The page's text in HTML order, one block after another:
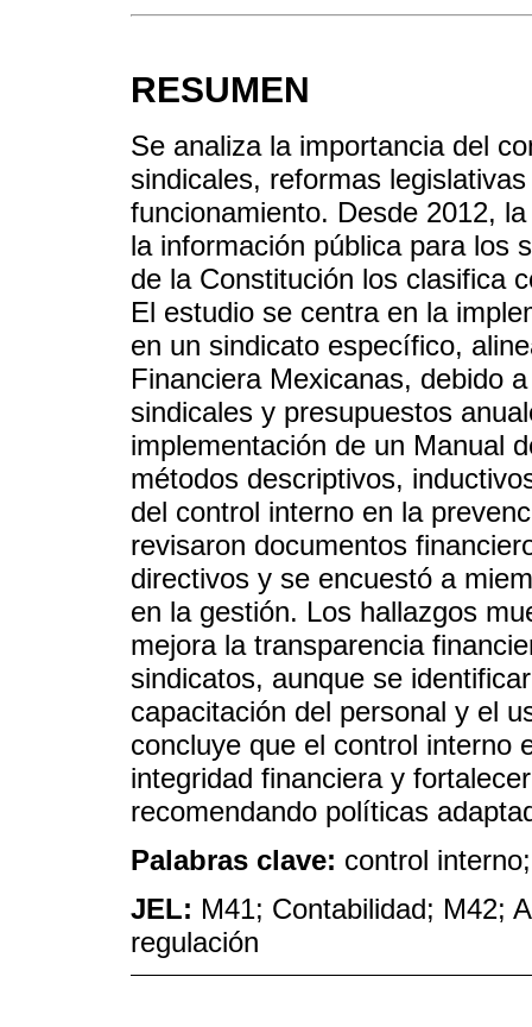
RESUMEN
Se analiza la importancia del
sindicales, reformas
funcionamiento. Desde 2012,
la información pública para los
de la Constitución los clasifica
El estudio se centra en la
en un sindicato específico,
Financiera Mexicanas, debido
sindicales y presupuestos
implementación de un Manual
métodos descriptivos,
del control interno en la
revisaron documentos
directivos y se encuestó a
en la gestión. Los hallazgos
mejora la transparencia
sindicatos, aunque se
capacitación del personal y el
concluye que el control interno
integridad financiera y
recomendando políticas
Palabras clave: control
JEL: M41; Contabilidad; M42;
regulación